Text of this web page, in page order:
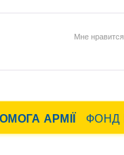
Мне нравится